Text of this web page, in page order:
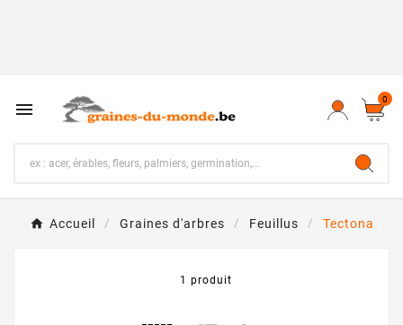
 0
Accueil Graines d'arbres Feuillus Tectona
1 produit